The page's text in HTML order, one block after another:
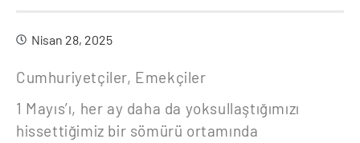
Nisan 28, 2025
Cumhuriyetçiler, Emekçiler
1 Mayıs’ı, her ay daha da yoksullaştığımızı
hissettiğimiz bir sömürü ortamında